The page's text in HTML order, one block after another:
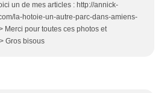
un de mes articles : http://annick-
la-hotoie-un-autre-parc-dans-amiens-
Merci pour toutes ces photos et
Gros bisous